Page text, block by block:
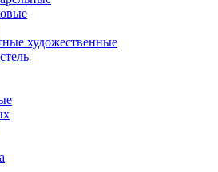
художественные